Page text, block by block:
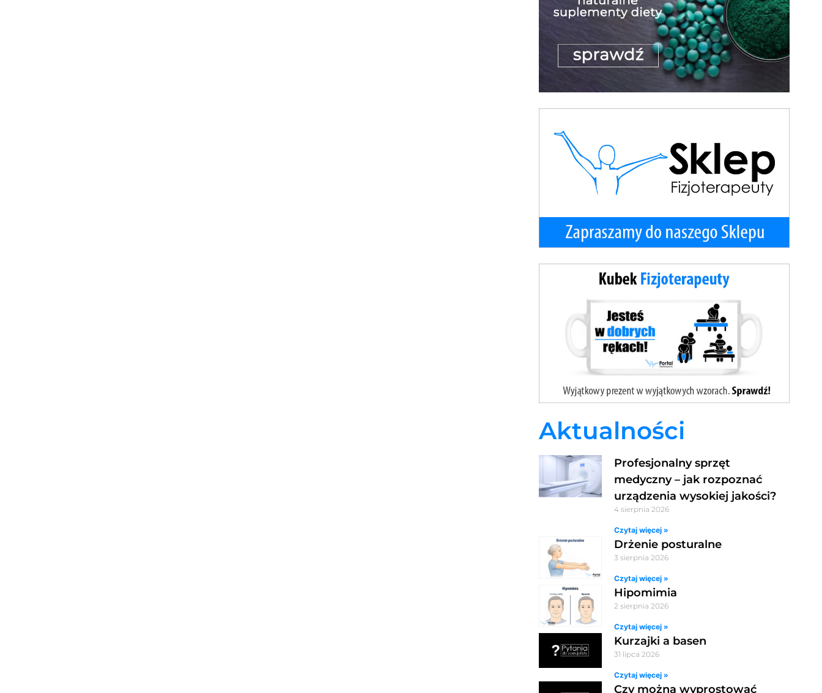
Aktualności
Profesjonalny sprzęt
medyczny – jak rozpoznać
urządzenia wysokiej jakości?
4 sierpnia 2026
Czytaj więcej »
Drżenie posturalne
3 sierpnia 2026
Czytaj więcej »
Hipomimia
2 sierpnia 2026
Czytaj więcej »
Kurzajki a basen
31 lipca 2026
Czytaj więcej »
Czy można wyprostować